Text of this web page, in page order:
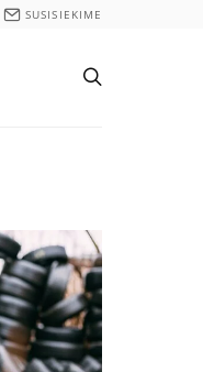
SUSISIEKIME